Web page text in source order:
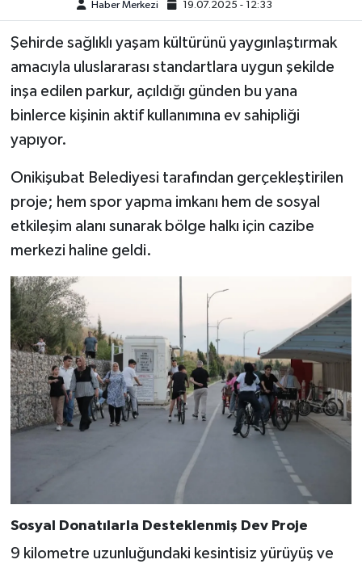
Haber Merkezi 19.07.2025 - 12:33
Şehirde sağlıklı yaşam kültürünü yaygınlaştırmak
amacıyla uluslararası standartlara uygun şekilde
inşa edilen parkur, açıldığı günden bu yana
binlerce kişinin aktif kullanımına ev sahipliği
yapıyor.
Onikişubat Belediyesi tarafından gerçekleştirilen
proje; hem spor yapma imkanı hem de sosyal
etkileşim alanı sunarak bölge halkı için cazibe
merkezi haline geldi.
Sosyal Donatılarla Desteklenmiş Dev Proje
9 kilometre uzunluğundaki kesintisiz yürüyüş ve
OTOMOTİV
TEKNOLOJİ
YAŞAM
KÜLTÜR SANAT